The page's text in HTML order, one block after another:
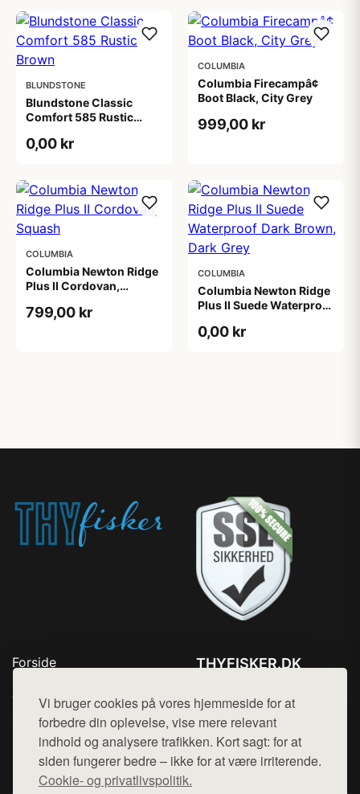
Vi bruger cookies på vores hjemmeside for at
forbedre din oplevelse, vise mere relevant
indhold og analysere trafikken. Kort sagt: for at
siden fungerer bedre – ikke for at være irriterende.
Cookie- og privatlivspolitik.
BLUNDSTONE
Blundstone Classic
Comfort 585 Rustic
0,00 kr
COLUMBIA
Columbia Firecampâ¢
Boot Black, City Grey
999,00 kr
COLUMBIA
Columbia Newton Ridge
Plus II Cordovan,
799,00 kr
COLUMBIA
Columbia Newton Ridge
Plus II Suede Waterproof
0,00 kr
Forside
Top Rabatter
Kontakt
THYFISKER.DK
Mail: hej@want.dk
Cookie- og privatlivspolitik